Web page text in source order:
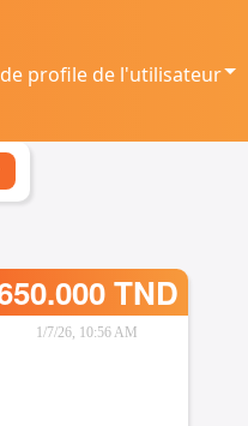
TND
1/7/26, 10:56 AM